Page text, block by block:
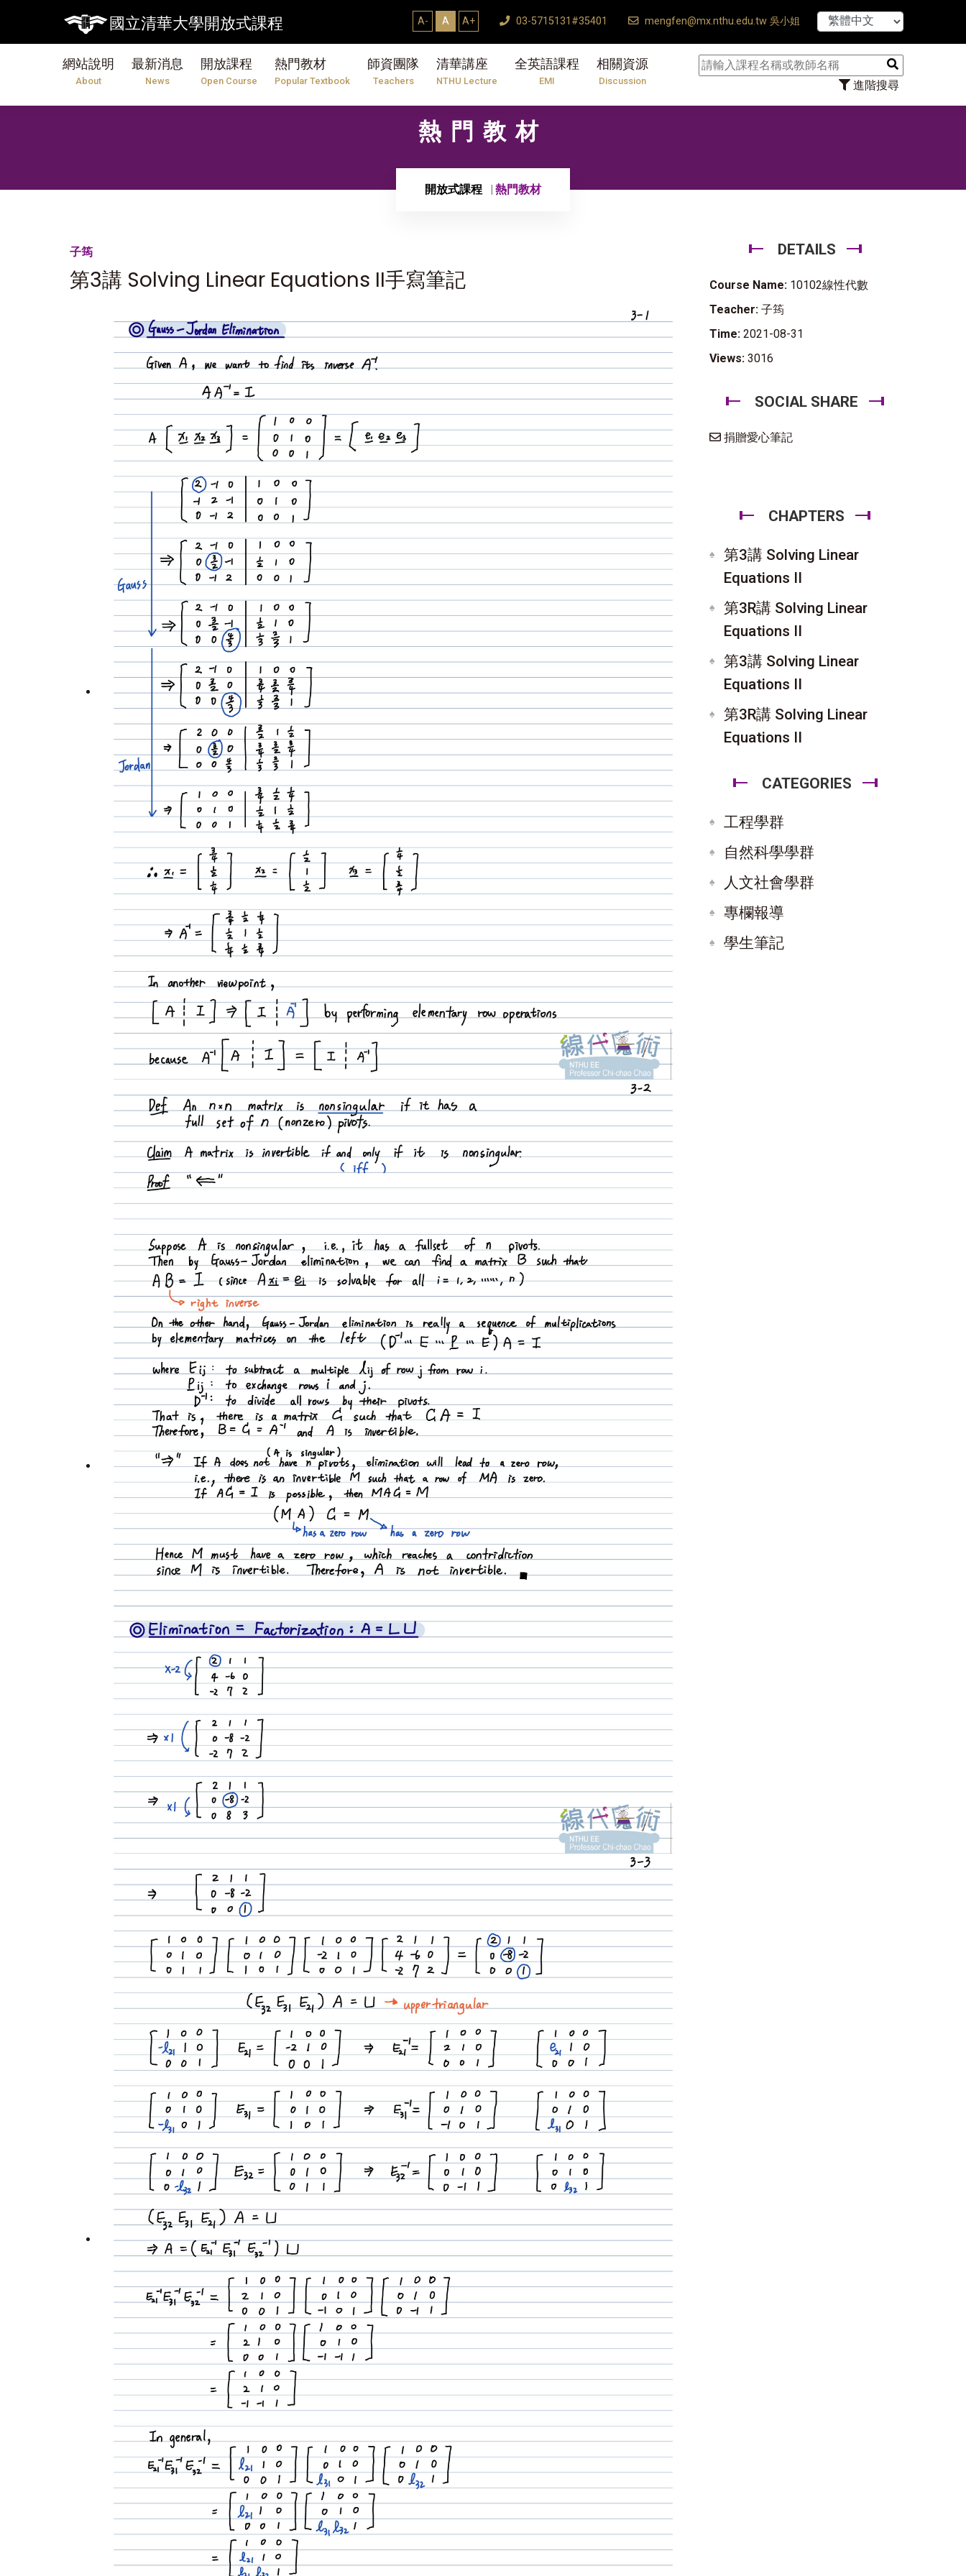
國立清華大學開放式課程 A- A A+ 03-5715131#35401 mengfen@mx.nthu.edu.tw 吳小姐
網站說明
About
最新消息
News
開放課程
Open Course
熱門教材
Popular Textbook
師資團隊
Teachers
清華講座
NTHU Lecture
全英語課程
EMI
相關資源
Discussion 進階搜尋
【7/31】
熱門教材
開放式課程 熱門教材
子筠
第3講 Solving Linear Equations II手寫筆記
DETAILS
Course Name: 10102線性代數
Teacher: 子筠
Time: 2021-08-31
Views: 3016
SOCIAL SHARE
捐贈愛心筆記
CHAPTERS
第3講 Solving Linear
Equations II
第3R講 Solving Linear
Equations II
第3講 Solving Linear
Equations II
第3R講 Solving Linear
Equations II
CATEGORIES
工程學群
自然科學學群
人文社會學群
專欄報導
學生筆記